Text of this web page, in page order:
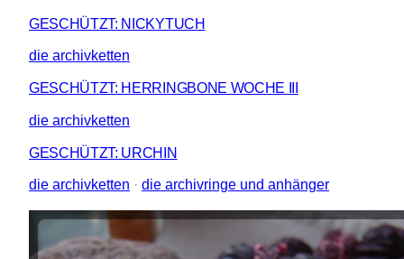
GESCHÜTZT: NICKYTUCH
die archivketten
GESCHÜTZT: HERRINGBONE WOCHE III
die archivketten
GESCHÜTZT: URCHIN
die archivketten · die archivringe und anhänger